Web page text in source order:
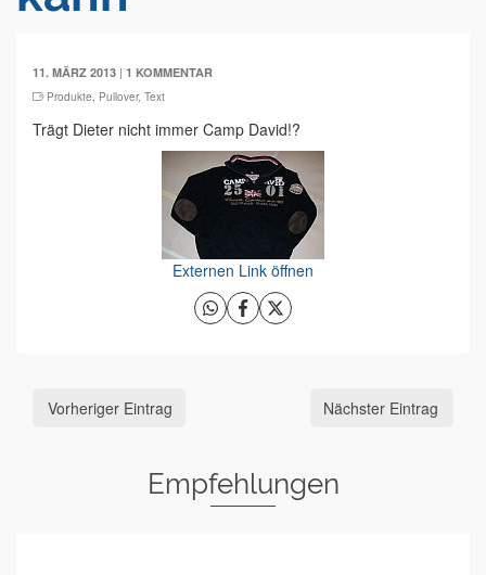
11. MÄRZ 2013 | 1 KOMMENTAR
Produkte, Pullover, Text
Trägt Dieter nicht immer Camp David!?
Externen Link öffnen
Vorheriger Eintrag Nächster Eintrag
Empfehlungen